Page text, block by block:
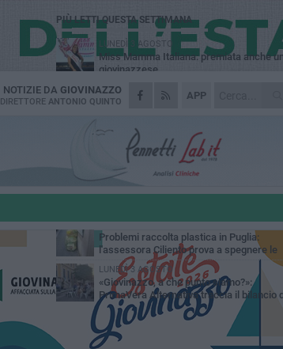
APP
NOTIZIE DA GIOVINAZZO
DIRETTORE ANTONIO QUINTO
PIÙ LETTI QUESTA SETTIMANA
LUNEDÌ 3 AGOSTO
Miss Mamma Italiana: premiata anche
giovinazzese
MARTEDÌ 4 AGOSTO
Liquidi oleosi sul litorale di Giovinazzo,
VENERDÌ 7 AGOSTO
A Giovinazzo c'è il Concerto all'Alba
GIOVEDÌ 6 AGOSTO
Lavori sul litorale, gli aggiornamenti del
MERCOLEDÌ 5 AGOSTO
Problemi raccolta plastica in Puglia:
l'assessora Ciliento prova a spegnere le
polemiche
LUNEDÌ 3 AGOSTO
«Giovinazzo, a che punto siamo?»:
PrimaVera Alternativa traccia il bilancio
4 anni di Sollecito